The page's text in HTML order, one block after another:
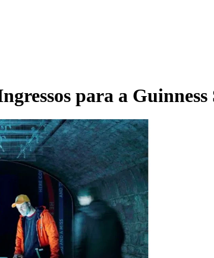
para a